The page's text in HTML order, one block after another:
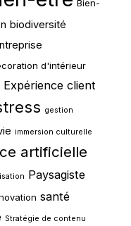
Bien-
biodiversité
d'intérieur
Expérience client
gestion
immersion culturelle
artificielle
Paysagiste
santé
Stratégie de contenu